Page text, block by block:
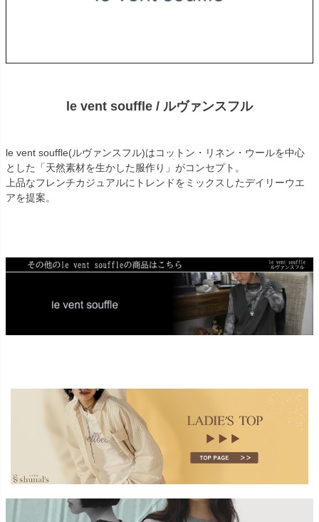
le vent souffle / ルヴァンスフル
le vent souffle(ルヴァンスフル)はコットン・リネン・ウールを中心
とした「天然素材を生かした服作り」がコンセプト。
上品なフレンチカジュアルにトレンドをミックスしたデイリーウエ
アを提案。